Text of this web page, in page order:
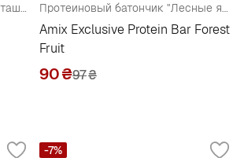
Протеиновый батончик "Фисташковая карамель" Протеиновый батончик "Лесные ягоды"
Amix Exclusive Protein Bar Forest
Fruit
90₴97₴
-7%